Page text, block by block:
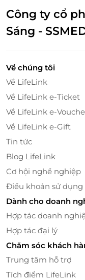
Hành trình
Địa điểm đón –
đường Lê Duẩn,
Nguyễn Hoàng –
Trong không gian
nhìn cảnh sắc trữ
Công ty cổ
Sáng -
Về chúng tôi
Về LifeLink
Về LifeLink e-Ticket
Về LifeLink e-
Về LifeLink e-Gift
Tin tức
Blog LifeLink
Cơ hội nghề nghiệp
Điều khoản sử dụng
Dành cho doanh
Hợp tác doanh
Hợp tác đại lý
Chăm sóc khách
Trung tâm hỗ trợ
Tích điểm LifeLink